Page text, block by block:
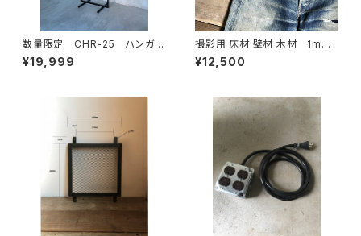
数量限定 CHR-25 ハンガー
ラック アイアン シンプル イ
ンダストリアル 収納 ラック
¥19,999
撮影用 床材 壁材 木材 1m 5
枚/1セット 古材 撮影 背景
商品撮り 商品撮影 物撮り
¥12,500